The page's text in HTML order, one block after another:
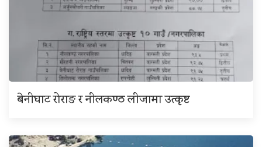
बेनीघाट रोराङ र नीलकण्ठ लीजामा उत्कृष्ट